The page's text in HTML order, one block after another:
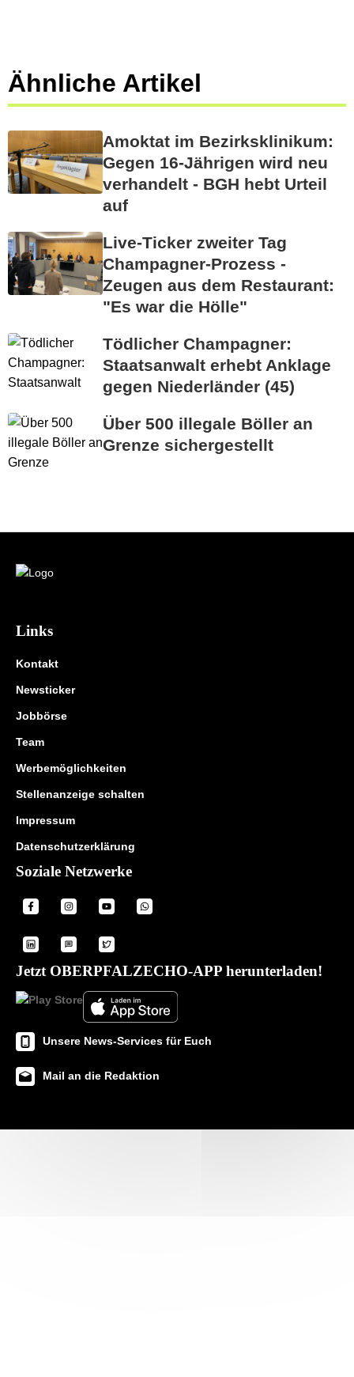
Ähnliche Artikel
Amoktat im Bezirksklinikum:
Gegen 16-Jährigen wird neu
verhandelt - BGH hebt Urteil
auf
Live-Ticker zweiter Tag
Champagner-Prozess -
Zeugen aus dem Restaurant:
"Es war die Hölle"
Tödlicher Champagner:
Staatsanwalt erhebt Anklage
gegen Niederländer (45)
Über 500 illegale Böller an
Grenze sichergestellt
Links
Kontakt
Newsticker
Jobbörse
Team
Werbemöglichkeiten
Stellenanzeige schalten
Impressum
Datenschutzerklärung
Soziale Netzwerke
Jetzt OBERPFALZECHO-APP herunterladen!
Unsere News-Services für Euch
Mail an die Redaktion